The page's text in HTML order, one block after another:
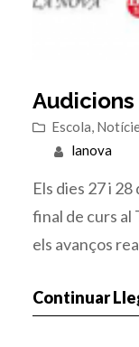
Audicions
Escola,
lanova
Els dies 27 i
final de curs al
els avanços
Continuar